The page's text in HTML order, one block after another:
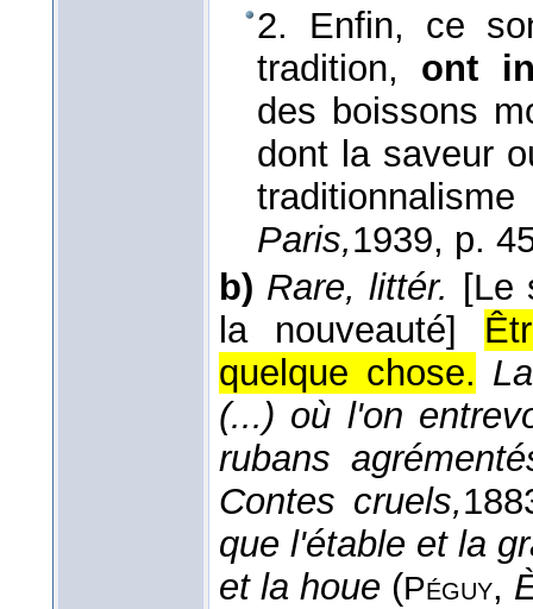
2. Enfin, ce
tradition, ont
des boissons
dont la saveur
Paris,1939, p.
b) Rare, littér. [Le
la nouveauté]
quelque chose.
(...) où l'on
rubans
Contes cruels,
que l'étable et la
et la houe (Péguy,